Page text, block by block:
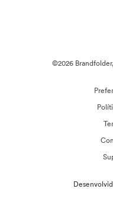
©2026